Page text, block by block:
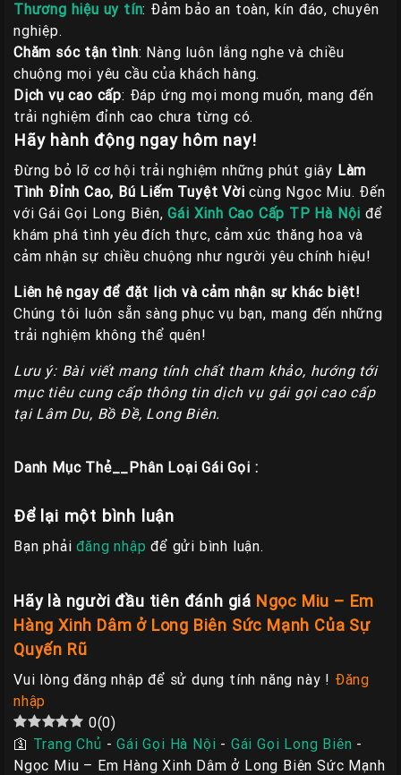
Thương hiệu uy tín: Đảm bảo an toàn, kín đáo, chuyên
nghiệp.
Chăm sóc tận tình: Nàng luôn lắng nghe và chiều
chuộng mọi yêu cầu của khách hàng.
Dịch vụ cao cấp: Đáp ứng mọi mong muốn, mang đến
trải nghiệm đỉnh cao chưa từng có.
Hãy hành động ngay hôm nay!
Đừng bỏ lỡ cơ hội trải nghiệm những phút giây Làm
Tình Đỉnh Cao, Bú Liếm Tuyệt Vời cùng Ngọc Miu. Đến
với Gái Gọi Long Biên,Gái Xinh Cao Cấp TP Hà Nội để
khám phá tình yêu đích thực, cảm xúc thăng hoa và
cảm nhận sự chiều chuộng như người yêu chính hiệu!
Liên hệ ngay để đặt lịch và cảm nhận sự khác biệt!
Chúng tôi luôn sẵn sàng phục vụ bạn, mang đến những
trải nghiệm không thể quên!
Lưu ý: Bài viết mang tính chất tham khảo, hướng tới
mục tiêu cung cấp thông tin dịch vụ gái gọi cao cấp
tại Lâm Du, Bồ Đề, Long Biên.
Danh Mục Thẻ__Phân Loại Gái Gọi :
Để lại một bình luận
Bạn phảiđăng nhập để gửi bình luận.
Hãy là người đầu tiên đánh giá Ngọc Miu – Em
Hàng Xinh Dâm ở Long Biên Sức Mạnh Của Sự
Quyến Rũ
Vui lòng đăng nhập để sử dụng tính năng này ! Đăng
nhập
0(0)
🛐 Trang Chủ -Gái Gọi Hà Nội - Gái Gọi Long Biên -
Ngọc Miu – Em Hàng Xinh Dâm ở Long Biên Sức Mạnh